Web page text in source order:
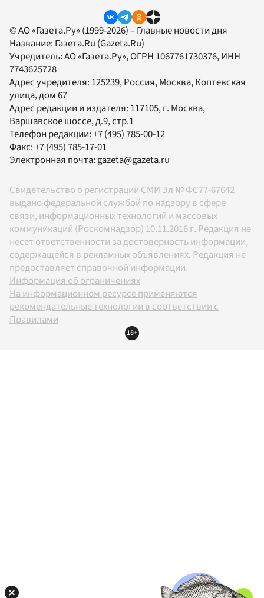
© АО «Газета.Ру» (1999-2026) – Главные новости дня
Название: Газета.Ru (Gazeta.Ru)
Учредитель:АО «Газета.Ру», ОГРН 1067761730376, ИНН
7743625728
Адрес учредителя: 125239, Россия, Москва, Коптевская
улица, дом 67
Адрес редакции и издателя: 117105, г. Москва,
Варшавское шоссе, д.9, стр.1
Телефон редакции:+7 (495) 785-00-12
Факс:+7 (495) 785-17-01
Электронная почта:gazeta@gazeta.ru
Свидетельство о регистрации СМИ Эл № ФС77-67642
выдано федеральной службой по надзору в сфере
связи, информационных технологий и массовых
коммуникаций (Роскомнадзор) 10.11.2016 г. Редакция не
несет ответственности за достоверность информации,
содержащейся в рекламных объявлениях. Редакция не
предоставляет справочной информации.
Информация об ограничениях
На информационном ресурсе применяются
рекомендательные технологии в соответствии с
Правилами
18+